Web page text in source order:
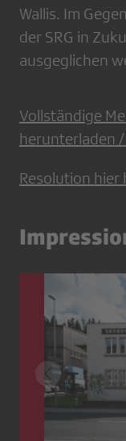
Wallis. Im
der SRG in
ausgeglichen
Vollständige
herunterladen
Resolution